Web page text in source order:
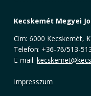
Kecskemét Megyei
Cím: 6000 Kecskemét,
Telefon: +36-76/513-
E-mail:
Impresszum